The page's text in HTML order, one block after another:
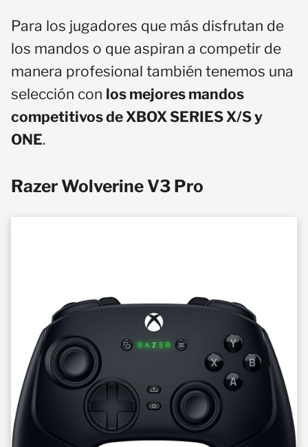
Para los jugadores que más disfrutan de
los mandos o que aspiran a competir de
manera profesional también tenemos una
selección con los mejores mandos
competitivos de XBOX SERIES X/S y
ONE.
Razer Wolverine V3 Pro